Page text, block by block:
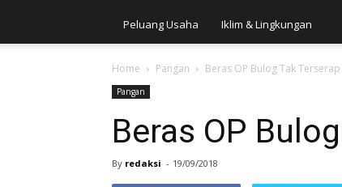
Peluang Usaha Iklim & Lingkungan
Home Pangan Beras OP Bulog Tak
Pangan
Beras OP
By redaksi - 19/09/2018